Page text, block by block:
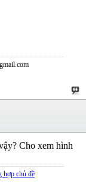
Cho xem hình
hợp chủ đề